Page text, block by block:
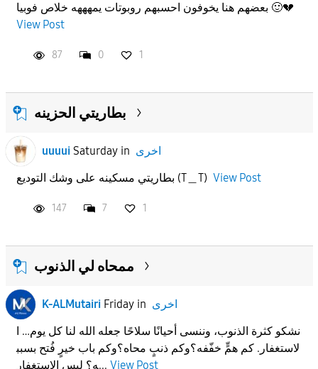
بعضهم هنا يخوفون احسبهم روبوتات يمهههه خلاص فوبيا 🙂💔
View Post
87 0 1
بطاريتي الحزينه
uuuui Saturdayin اخرى
بطاريتي مسكينه على وشك التوديع (T＿T) View Post
147 7 1
ممحاه لي الذنوب
K-ALMutairi Fridayin اخرى
‏نشكو كثرة الذنوب، وننسى أحيانًا سلاحًا ‏جعله الله لنا كل يوم… ‏ا
لاستغفار. ‏كم همٍّ خفّفه؟‏وكم ذنبٍ محاه؟‏وكم باب خيرٍ فُتح بسبب
ه؟ ‏ليس الاستغفار... View Post